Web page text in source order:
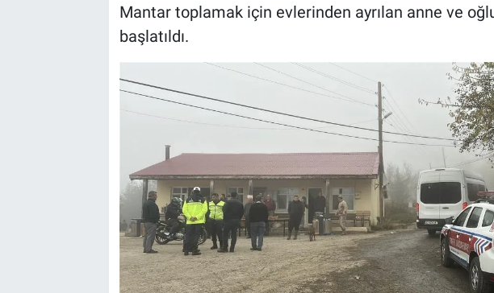
Mantar toplamak için evlerinden ayrılan anne ve
başlatıldı.